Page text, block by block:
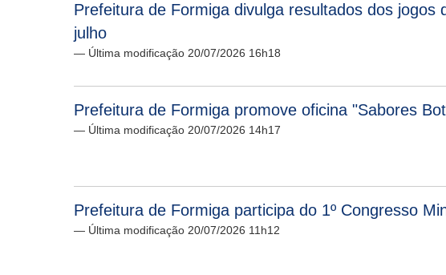
Prefeitura de Formiga divulga resultados dos
julho
— Última modificação 20/07/2026 16h18
Prefeitura de Formiga promove oficina "Sabores
— Última modificação 20/07/2026 14h17
Prefeitura de Formiga participa do 1º Congresso
— Última modificação 20/07/2026 11h12